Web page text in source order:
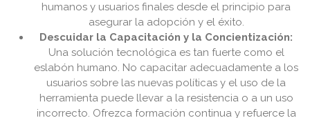
humanos y usuarios finales desde el principio para
asegurar la adopción y el éxito.
Descuidar la Capacitación y la Concientización:
Una solución tecnológica es tan fuerte como el
eslabón humano. No capacitar adecuadamente a los
usuarios sobre las nuevas políticas y el uso de la
herramienta puede llevar a la resistencia o a un uso
incorrecto. Ofrezca formación continua y refuerce la